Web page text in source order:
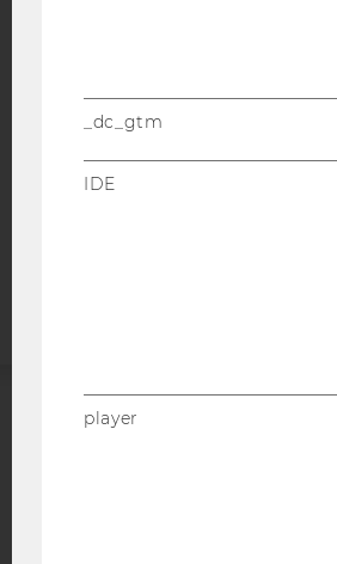
DATENSCHUTZERKLÄRUNG
STUDIENBEWERBER*INNEN
_dc_gtm
IDE
player